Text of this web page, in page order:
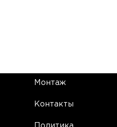
Монтаж
Контакты